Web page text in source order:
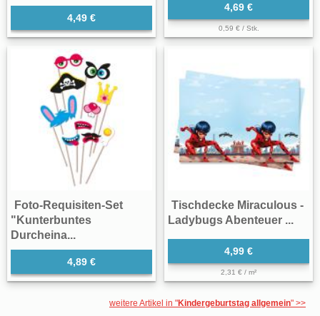
4,49 €
4,69 €
0,59 € / Stk.
Foto-Requisiten-Set
"Kunterbuntes
Durcheina...
4,89 €
Tischdecke Miraculous -
Ladybugs Abenteuer ...
4,99 €
2,31 € / m²
weitere Artikel in "Kindergeburtstag allgemein" >>